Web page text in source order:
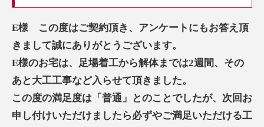
E様 この度はご契約頂き、アンケートにもお答え頂
きまして誠にありがとうございます。
E様のお宅は、足場着工から解体までは2週間、その
あと大工工事など入らせて頂きました。
この度の満足度は「普通」とのことでしたが、次回お
申し付けいただけましたら必ずやご満足いただける工